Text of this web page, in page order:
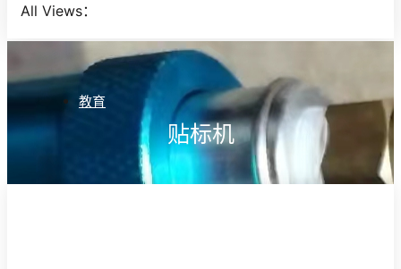
All Views：
教育
贴标机